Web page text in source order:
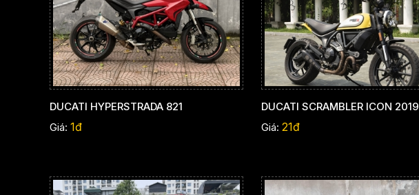
DUCATI HYPERSTRADA 821
Giá: 1đ
DUCATI SCRAMBLER ICON 2019
Giá: 21đ